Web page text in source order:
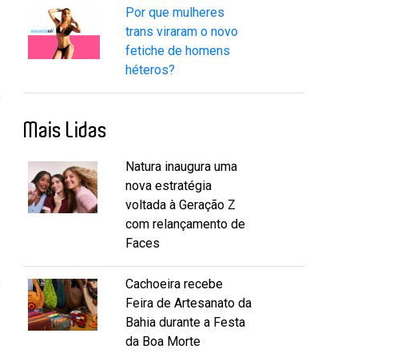
Por que mulheres
trans viraram o novo
fetiche de homens
héteros?
Mais Lidas
Natura inaugura uma
nova estratégia
voltada à Geração Z
com relançamento de
Faces
Cachoeira recebe
Feira de Artesanato da
Bahia durante a Festa
da Boa Morte